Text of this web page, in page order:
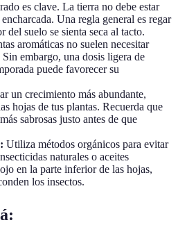
es clave. La tierra no debe estar
Una regla general es regar
del suelo se sienta seca al tacto.
aromáticas no suelen necesitar
embargo, una dosis ligera de
puede favorecer su
un crecimiento más abundante,
hojas de tus plantas. Recuerda que
sabrosas justo antes de que
Utiliza métodos orgánicos para evitar
naturales o aceites
en la parte inferior de las hojas,
los insectos.